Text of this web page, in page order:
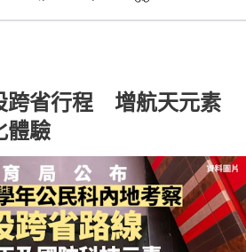
跨省行程 增航天元素
體驗